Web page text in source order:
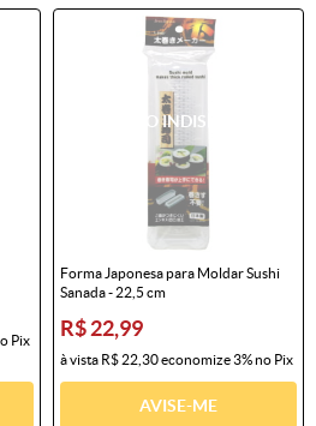
Pix
Forma Japonesa para Moldar Sushi
Sanada - 22,5 cm
R$ 22,99
à vista R$ 22,30economize3%no Pix
AVISE-ME